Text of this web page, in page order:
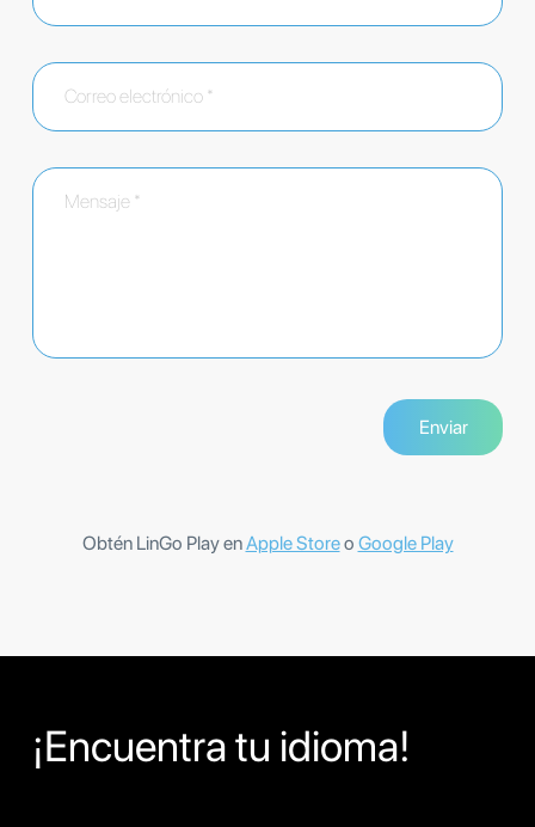
Obtén LinGo Play enApple Storeo Google Play
¡Encuentra tu idioma!